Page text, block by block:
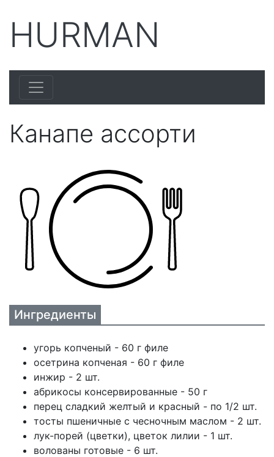
HURMAN
Канапе ассорти
Ингредиенты
угорь копченый - 60 г филе
осетрина копченая - 60 г филе
инжир - 2 шт.
абрикосы консервированные - 50 г
перец сладкий желтый и красный - по 1/2 шт.
тосты пшеничные с чесночным маслом - 2 шт.
лук-порей (цветки), цветок лилии - 1 шт.
волованы готовые - 6 шт.